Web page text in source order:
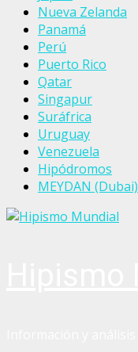
Nueva Zelanda
Panamá
Perú
Puerto Rico
Qatar
Singapur
Suráfrica
Uruguay
Venezuela
Hipódromos
MEYDAN (Dubai)